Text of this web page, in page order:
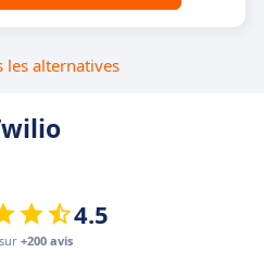
les alternatives
4.5
+200 avis